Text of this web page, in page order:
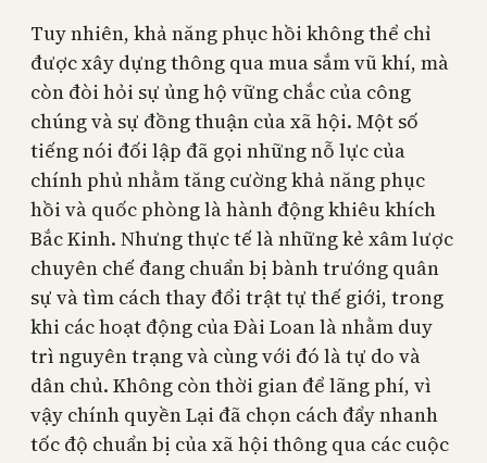
Tuy nhiên, khả năng phục hồi không thể chỉ
được xây dựng thông qua mua sắm vũ khí, mà
còn đòi hỏi sự ủng hộ vững chắc của công
chúng và sự đồng thuận của xã hội. Một số
tiếng nói đối lập đã gọi những nỗ lực của
chính phủ nhằm tăng cường khả năng phục
hồi và quốc phòng là hành động khiêu khích
Bắc Kinh. Nhưng thực tế là những kẻ xâm lược
chuyên chế đang chuẩn bị bành trướng quân
sự và tìm cách thay đổi trật tự thế giới, trong
khi các hoạt động của Đài Loan là nhằm duy
trì nguyên trạng và cùng với đó là tự do và
dân chủ. Không còn thời gian để lãng phí, vì
vậy chính quyền Lại đã chọn cách đẩy nhanh
tốc độ chuẩn bị của xã hội thông qua các cuộc